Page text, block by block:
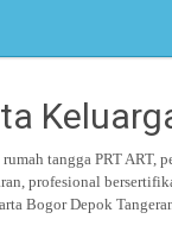
tangga PRT ART,
profesional
Bogor Depok